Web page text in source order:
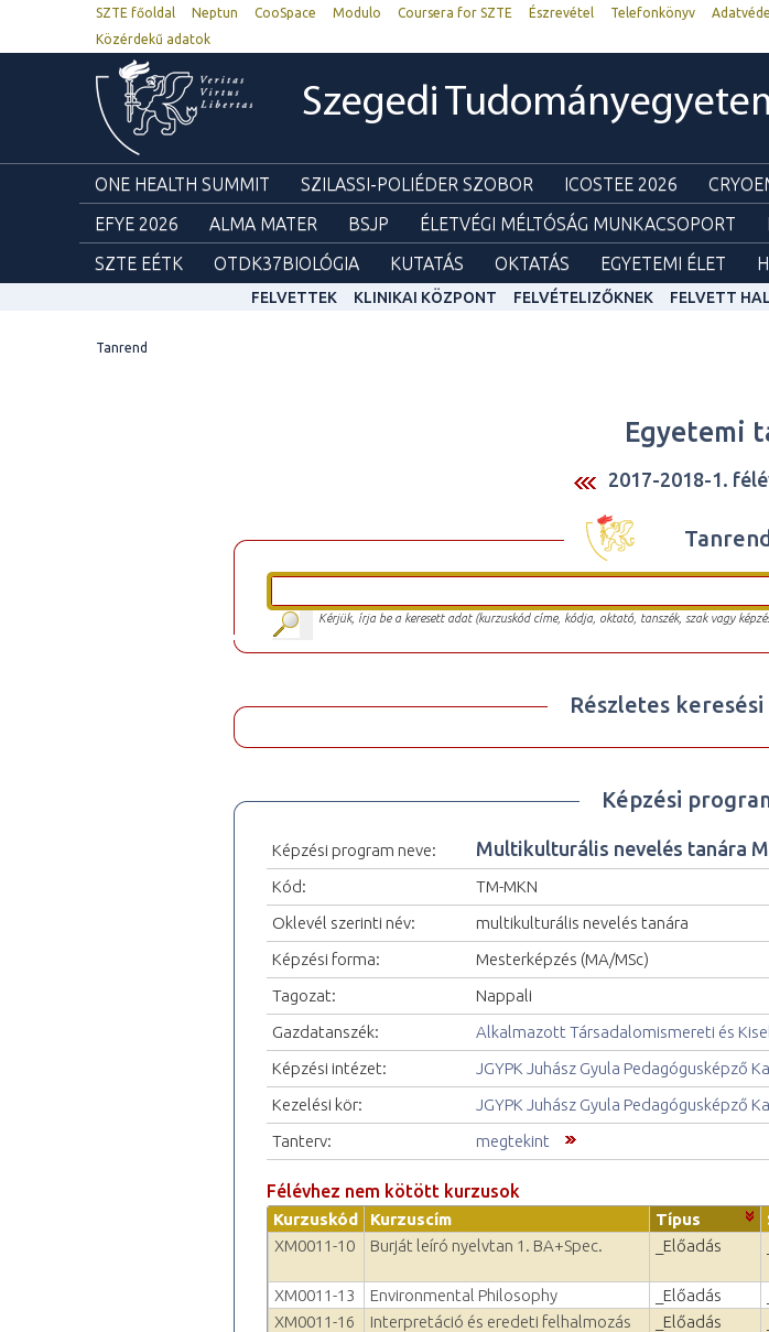
SZTE főoldal Neptun CooSpace Modulo Coursera for SZTE Észrevétel Telefonkönyv
Közérdekű adatok
Szegedi
ONE HEALTH SUMMIT SZILASSI-POLIÉDER SZOBOR ICOSTEE 2026
EFYE 2026
ALMA MATER BSJP ÉLETVÉGI MÉLTÓSÁG MUNKACSOPORT
SZTE EÉTK
OTDK37BIOLÓGIA KUTATÁS OKTATÁS EGYETEMI ÉLET
FELVETTEK KLINIKAI KÖZPONT FELVÉTELIZŐKNEK FELVETT
Tanrend
Egyetemi
2017-2018-1.
Kérjük, írja be a keresett adat (kurzuskód címe, kódja, oktató, tanszék, szak vagy
Részletes
Képzési
Képzési program neve: Multikulturális nevelés tanára
Kód:
TM-MKN
Oklevél szerinti név:
multikulturális nevelés tanára
Képzési forma:
Mesterképzés (MA/MSc)
Tagozat:
Nappali
Gazdatanszék:
Alkalmazott Társadalomismereti és
Képzési intézet:
JGYPK Juhász Gyula Pedagógusképző
Kezelési kör:
JGYPK Juhász Gyula Pedagógusképző
Tanterv:
megtekint
Félévhez nem kötött kurzusok
Kurzuskód Kurzuscím Típus
XM0011-10
Burját leíró nyelvtan 1. BA+Spec. _Előadás
XM0011-13
Environmental Philosophy _Előadás
XM0011-16
Interpretáció és eredeti felhalmozás _Előadás